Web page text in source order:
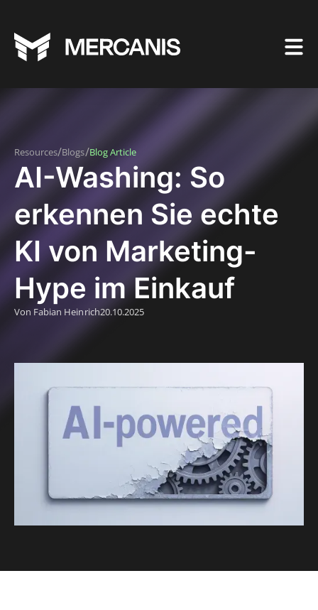
Resources/Blogs/Blog Article
AI-Washing: So
erkennen Sie echte
KI von Marketing-
Hype im Einkauf
Von Fabian Heinrich20.10.2025